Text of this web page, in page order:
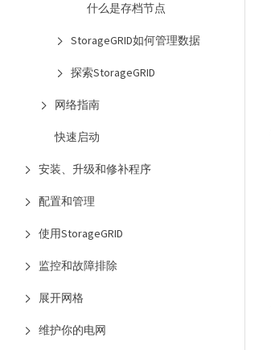
什么是存档节点
StorageGRID如何管理数据
探索StorageGRID
网络指南
快速启动
安装、升级和修补程序
配置和管理
使用StorageGRID
监控和故障排除
展开网格
维护你的电网